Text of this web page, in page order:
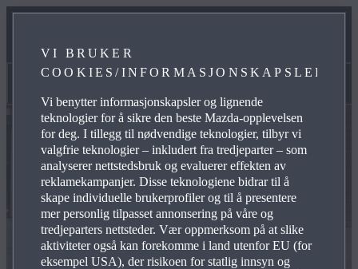
FORSIKRING
VI BRUKER
COOKIES/INFORMASJONSKAPSLER
Vi benytter informasjonskapsler og lignende
teknologier for å sikre den beste Mazda-opplevelsen
for deg. I tillegg til nødvendige teknologier, tilbyr vi
valgfrie teknologier – inkludert fra tredjeparter – som
analyserer nettstedsbruk og evaluerer effekten av
reklamekampanjer. Disse teknologiene bidrar til å
skape individuelle brukerprofiler og til å presentere
mer personlig tilpasset annonsering på våre og
tredjeparters nettsteder. Vær oppmerksom på at slike
aktiviteter også kan forekomme i land utenfor EU (for
eksempel USA), der risikoen for statlig innsyn og